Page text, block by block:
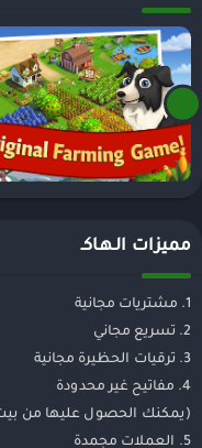
مميزات الـهـاكـ
1. مشتريات مجانية
2. تسريع مجاني
3. ترقيات الحظيرة مجانية
4. مفاتيح غير محدودة
(يمكنك الحصول عليها من بيت
5. العملات مجمدة